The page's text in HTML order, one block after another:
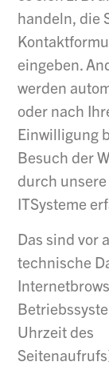
handeln, die
eingeben.
werden
oder nach
Einwilligung
Besuch der
durch unsere
ITSysteme
Das sind vor
technische
Uhrzeit des